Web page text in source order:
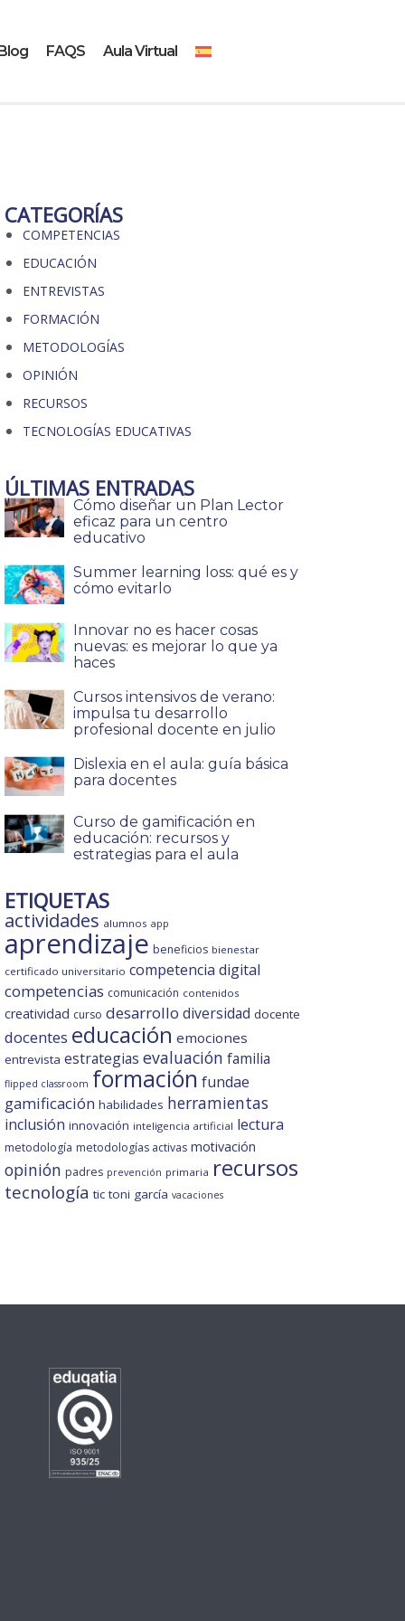
FAQS Aula Virtual
CATEGORÍAS
COMPETENCIAS
EDUCACIÓN
ENTREVISTAS
FORMACIÓN
METODOLOGÍAS
OPINIÓN
RECURSOS
TECNOLOGÍAS EDUCATIVAS
ÚLTIMAS ENTRADAS
Cómo diseñar un Plan Lector
eficaz para un centro
educativo
Summer learning loss: qué es y
cómo evitarlo
Innovar no es hacer cosas
nuevas: es mejorar lo que ya
haces
Cursos intensivos de verano:
impulsa tu desarrollo
profesional docente en julio
Dislexia en el aula: guía básica
para docentes
Curso de gamificación en
educación: recursos y
estrategias para el aula
ETIQUETAS
actividades alumnos app
aprendizaje beneficios bienestar
certificado universitario competencia digital
competencias comunicación contenidos
creatividad curso desarrollo diversidad docente
docentes educación emociones
entrevista estrategias evaluación familia
flipped classroom formación fundae
gamificación habilidades herramientas
inclusión innovación inteligencia artificial lectura
metodología metodologías activas motivación
opinión padres prevención primaria recursos
tecnología tic toni garcía vacaciones